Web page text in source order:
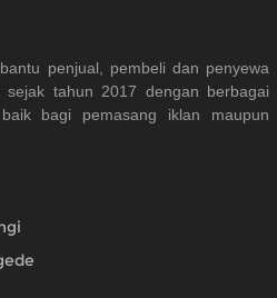
penjual, pembeli dan penyewa
tahun 2017 dengan berbagai
bagi pemasang iklan maupun